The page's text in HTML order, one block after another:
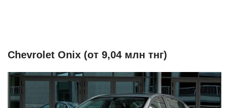
Chevrolet Onix (от 9,04 млн тнг)